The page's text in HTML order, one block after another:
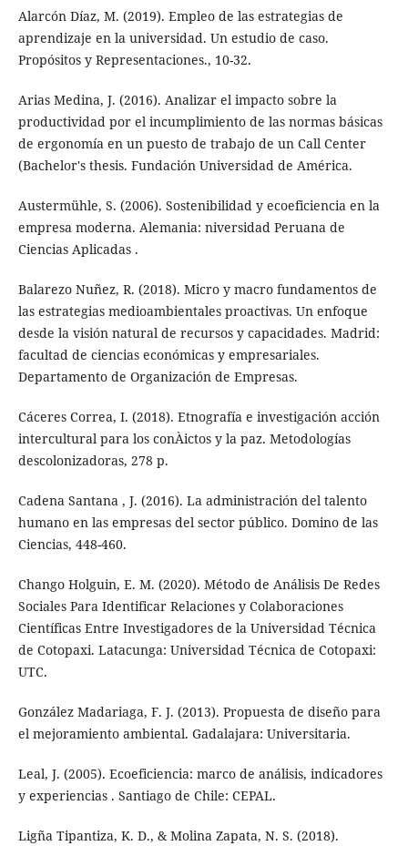
Alarcón Díaz, M. (2019). Empleo de las estrategias de
aprendizaje en la universidad. Un estudio de caso.
Propósitos y Representaciones., 10-32.
Arias Medina, J. (2016). Analizar el impacto sobre la
productividad por el incumplimiento de las normas básicas
de ergonomía en un puesto de trabajo de un Call Center
(Bachelor's thesis. Fundación Universidad de América.
Austermühle, S. (2006). Sostenibilidad y ecoeficiencia en la
empresa moderna. Alemania: niversidad Peruana de
Ciencias Aplicadas .
Balarezo Nuñez, R. (2018). Micro y macro fundamentos de
las estrategias medioambientales proactivas. Un enfoque
desde la visión natural de recursos y capacidades. Madrid:
facultad de ciencias económicas y empresariales.
Departamento de Organización de Empresas.
Cáceres Correa, I. (2018). Etnografía e investigación acción
intercultural para los conÀictos y la paz. Metodologías
descolonizadoras, 278 p.
Cadena Santana , J. (2016). La administración del talento
humano en las empresas del sector público. Domino de las
Ciencias, 448-460.
Chango Holguin, E. M. (2020). Método de Análisis De Redes
Sociales Para Identificar Relaciones y Colaboraciones
Científicas Entre Investigadores de la Universidad Técnica
de Cotopaxi. Latacunga: Universidad Técnica de Cotopaxi:
UTC.
González Madariaga, F. J. (2013). Propuesta de diseño para
el mejoramiento ambiental. Gadalajara: Universitaria.
Leal, J. (2005). Ecoeficiencia: marco de análisis, indicadores
y experiencias . Santiago de Chile: CEPAL.
Ligña Tipantiza, K. D., & Molina Zapata, N. S. (2018).